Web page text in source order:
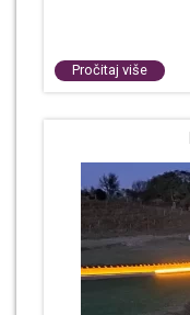
Pročitaj više